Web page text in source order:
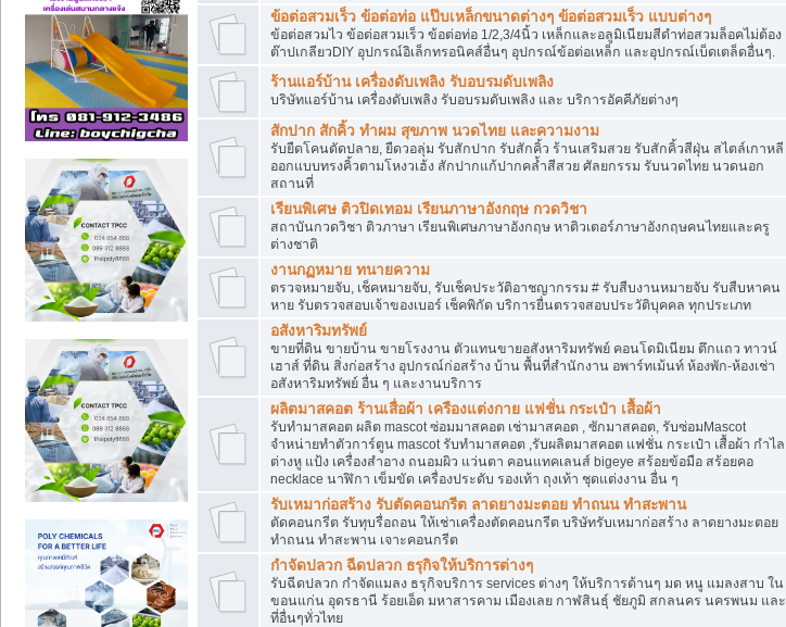
ข้อต่อสวมเร็ว ข้อต่อท่อ แป๊บเหล็กขนาดต่างๆ ข้อต่อสวมเร็ว แบบต่างๆ
ข้อต่อสวมไว ข้อต่อสวมเร็ว ข้อต่อท่อ 1/2,3/4นิ้ว เหล็กและอลูมิเนียมสีดำท่อสวมล็อคไม่ต้อง
ต๊าปเกลียวDIY อุปกรณ์อิเล็กทรอนิคส์อื่นๆ อุปกรณ์ข้อต่อเหล็ก และอุปกรณ์เบ็ดเตล็ดอื่นๆ.
ร้านแอร์บ้าน เครื่องดับเพลิง รับอบรมดับเพลิง
บริษัทแอร์บ้าน เครื่องดับเพลิง รับอบรมดับเพลิง และ บริการอัคคีภัยต่างๆ
สักปาก สักคิ้ว ทำผม สุขภาพ นวดไทย และความงาม
รับยืดโคนดัดปลาย, ยืดวอลุ่ม รับสักปาก รับสักคิ้ว ร้านเสริมสวย รับสักคิ้วสีฝุ่น สไตล์เกาหลี
ออกแบบทรงคิ้วตามโหงวเฮ้ง สักปากแก้ปากคล้ำสีสวย ศัลยกรรม รับนวดไทย นวดนอก
สถานที่
เรียนพิเศษ ติวปิดเทอม เรียนภาษาอังกฤษ กวดวิชา
สถาบันกวดวิชา ติวภาษา เรียนพิเศษภาษาอังกฤษ หาติวเตอร์ภาษาอังกฤษคนไทยและครู
ต่างชาติ
งานกฏหมาย ทนายความ
ตรวจหมายจับ, เช็คหมายจับ, รับเช็คประวัติอาชญากรรม # รับสืบงานหมายจับ รับสืบหาคน
หาย รับตรวจสอบเจ้าของเบอร์ เช็คพิกัด บริการยื่นตรวจสอบประวัติบุคคล ทุกประเภท
อสังหาริมทรัพย์
ขายที่ดิน ขายบ้าน ขายโรงงาน ตัวแทนขายอสังหาริมทรัพย์ คอนโดมิเนียม ตึกแถว ทาวน์
เฮาส์ ที่ดิน สิ่งก่อสร้าง อุปกรณ์ก่อสร้าง บ้าน พื้นที่สำนักงาน อพาร์ทเม้นท์ ห้องพัก-ห้องเช่า
อสังหาริมทรัพย์ อื่น ๆ และงานบริการ
ผลิตมาสคอต ร้านเสื่อผ้า เครืองแต่งกาย แฟชั่น กระเป๋า เสื้อผ้า
รับทำมาสคอต ผลิต mascot ซ่อมมาสคอต เช่ามาสคอต , ซักมาสคอต, รับซ่อมMascot
จำหน่ายทำตัวการ์ตูน mascot รับทำมาสคอต ,รับผลิตมาสคอต แฟชั่น กระเป๋า เสื้อผ้า กำไล
ต่างหู แป้ง เครื่องสำอาง ถนอมผิว แว่นตา คอนแทคเลนส์ bigeye สร้อยข้อมือ สร้อยคอ
necklace นาฬิกา เข็มขัด เครื่องประดับ รองเท้า ถุงเท้า ชุดแต่งงาน อื่น ๆ
รับเหมาก่อสร้าง รับตัดคอนกรีต ลาดยางมะตอย ทำถนน ทำสะพาน
ตัดคอนกรีต รับทุบรื่อถอน ให้เช่าเครื่องตัดคอนกรีต บริษัทรับเหมาก่อสร้าง ลาดยางมะตอย
ทำถนน ทำสะพาน เจาะคอนกรีต
กำจัดปลวก ฉีดปลวก ธรุกิจให้บริการต่างๆ
รับฉีดปลวก กำจัดแมลง ธรุกิจบริการ services ต่างๆ ให้บริการด้านๆ มด หนู แมลงสาบ ใน
ขอนแก่น อุดรธานี ร้อยเอ็ด มหาสารคาม เมืองเลย กาฬสินธุ์ ชัยภูมิ สกลนคร นครพนม และ
ที่อื่นๆทั่วไทย